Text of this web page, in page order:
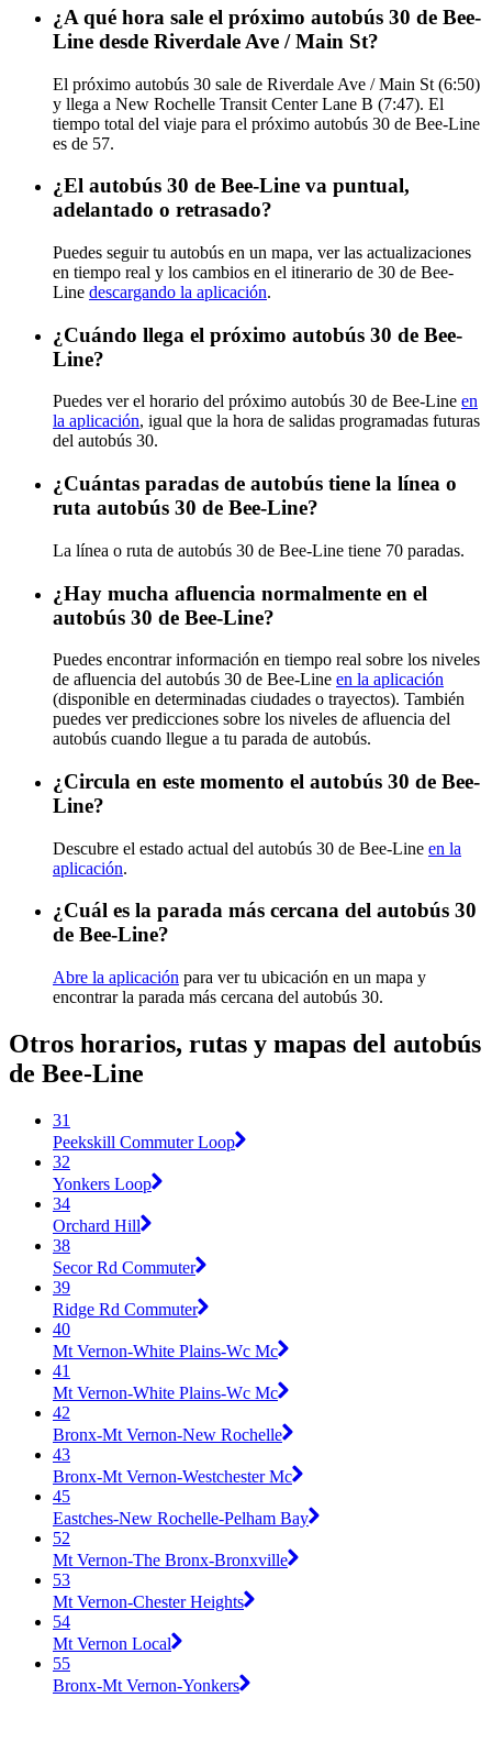
¿A qué hora sale el próximo autobús 30 de Bee-
Line desde Riverdale Ave / Main St?
El próximo autobús 30 sale de Riverdale Ave / Main St (6:50)
y llega a New Rochelle Transit Center Lane B (7:47). El
tiempo total del viaje para el próximo autobús 30 de Bee-Line
es de 57.
¿El autobús 30 de Bee-Line va puntual,
adelantado o retrasado?
Puedes seguir tu autobús en un mapa, ver las actualizaciones
en tiempo real y los cambios en el itinerario de 30 de Bee-
Line descargando la aplicación.
¿Cuándo llega el próximo autobús 30 de Bee-
Line?
Puedes ver el horario del próximo autobús 30 de Bee-Line en
la aplicación, igual que la hora de salidas programadas futuras
del autobús 30.
¿Cuántas paradas de autobús tiene la línea o
ruta autobús 30 de Bee-Line?
La línea o ruta de autobús 30 de Bee-Line tiene 70 paradas.
¿Hay mucha afluencia normalmente en el
autobús 30 de Bee-Line?
Puedes encontrar información en tiempo real sobre los niveles
de afluencia del autobús 30 de Bee-Line en la aplicación
(disponible en determinadas ciudades o trayectos). También
puedes ver predicciones sobre los niveles de afluencia del
autobús cuando llegue a tu parada de autobús.
¿Circula en este momento el autobús 30 de Bee-
Line?
Descubre el estado actual del autobús 30 de Bee-Line en la
aplicación.
¿Cuál es la parada más cercana del autobús 30
de Bee-Line?
Abre la aplicación para ver tu ubicación en un mapa y
encontrar la parada más cercana del autobús 30.
Otros horarios, rutas y mapas del autobús
de Bee-Line
31
Peekskill Commuter Loop
32
Yonkers Loop
34
Orchard Hill
38
Secor Rd Commuter
39
Ridge Rd Commuter
40
Mt Vernon-White Plains-Wc Mc
41
Mt Vernon-White Plains-Wc Mc
42
Bronx-Mt Vernon-New Rochelle
43
Bronx-Mt Vernon-Westchester Mc
45
Eastches-New Rochelle-Pelham Bay
52
Mt Vernon-The Bronx-Bronxville
53
Mt Vernon-Chester Heights
54
Mt Vernon Local
55
Bronx-Mt Vernon-Yonkers